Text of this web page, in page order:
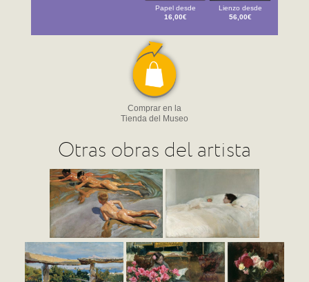
Papel desde
16,00€
Lienzo desde
56,00€
Comprar en la
Tienda del Museo
Otras obras del artista